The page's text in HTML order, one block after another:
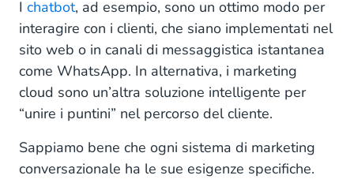
I chatbot, ad esempio, sono un ottimo modo per
interagire con i clienti, che siano implementati nel
sito web o in canali di messaggistica istantanea
come WhatsApp. In alternativa, i marketing
cloud sono un’altra soluzione intelligente per
“unire i puntini” nel percorso del cliente.
Sappiamo bene che ogni sistema di marketing
conversazionale ha le sue esigenze specifiche.